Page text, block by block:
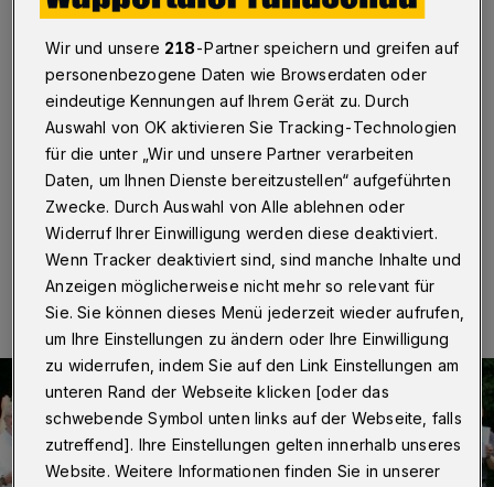
ein Format von vielen während der „Woche des
buergerschaftlichen Engagements“ (kurz:
„Wodebuen“). Die Ehrenamtswoche vom 8. bis zum
17. September 2023 soll neugierig machen auf die
vielfältigen Initiativen in Wuppertal, bei denen sich
Interessierte engagieren können.
04.09.2023 , 08:30 Uhr Eine Minute Lesezeit
Wir und unsere 218-Partner speichern und greifen auf
personenbezogene Daten wie Browserdaten oder
eindeutige Kennungen auf Ihrem Gerät zu. Durch
Auswahl von OK aktivieren Sie Tracking-Technologien
für die unter „Wir und unsere Partner verarbeiten
Daten, um Ihnen Dienste bereitzustellen“ aufgeführten
Zwecke. Durch Auswahl von Alle ablehnen oder
Widerruf Ihrer Einwilligung werden diese deaktiviert.
Wenn Tracker deaktiviert sind, sind manche Inhalte und
Anzeigen möglicherweise nicht mehr so relevant für
Sie. Sie können dieses Menü jederzeit wieder aufrufen,
um Ihre Einstellungen zu ändern oder Ihre Einwilligung
zu widerrufen, indem Sie auf den Link Einstellungen am
unteren Rand der Webseite klicken [oder das
schwebende Symbol unten links auf der Webseite, falls
zutreffend]. Ihre Einstellungen gelten innerhalb unseres
Website. Weitere Informationen finden Sie in unserer